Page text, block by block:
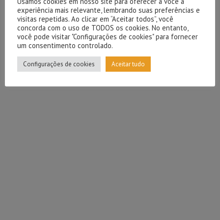
experiência mais relevante, lembrando suas preferências e
visitas repetidas. Ao clicar em “Aceitar todos”, você
concorda com o uso de TODOS os cookies. No entanto,
você pode visitar "Configurações de cookies" para fornecer
um consentimento controlado.
Configurações de cookies Aceitar tudo